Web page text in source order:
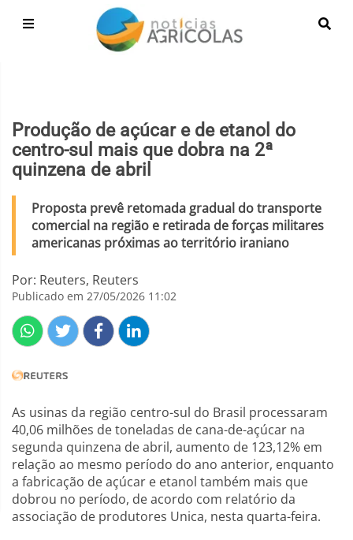
Produção de açúcar e de etanol do
centro-sul mais que dobra na 2ª
quinzena de abril
Proposta prevê retomada gradual do transporte
comercial na região e retirada de forças militares
americanas próximas ao território iraniano
Por: Reuters, Reuters
Publicado em 27/05/2026 11:02
As usinas da região centro-sul do Brasil processaram
40,06 milhões de toneladas de cana-de-açúcar na
segunda quinzena de abril, aumento de 123,12% em
relação ao mesmo período do ano anterior, enquanto
a fabricação de açúcar e etanol também mais que
dobrou no período, de acordo com relatório da
associação de produtores Unica, nesta quarta-feira.